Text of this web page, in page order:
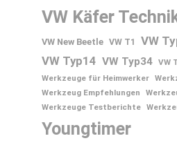
VW Käfer
VW New Beetle VW T1 VW
VW Typ14 VW Typ34 VW
Werkzeuge für Heimwerker
Werkzeug Empfehlungen
Werkzeuge Testberichte
Youngtimer